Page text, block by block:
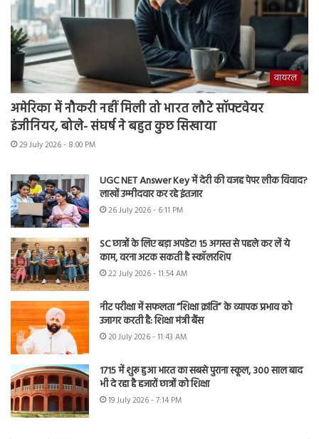
वायरल
अमेरिका में नौकरी नहीं मिली तो भारत लौटे सॉफ्टवेयर
इंजीनियर, बोले- संघर्ष ने बहुत कुछ सिखाया
29 July 2026 - 8:00 PM
UGC NET Answer Key में देरी की वजह पेपर लीक विवाद?
लाखों उम्मीदवार कर रहे इंतजार
26 July 2026 - 6:11 PM
SC छात्रों के लिए बड़ा अपडेट! 15 अगस्त से पहले कर लें ये
काम, वरना अटक सकती है स्कॉलरशिप
22 July 2026 - 11:54 AM
नीट परीक्षा में सफलता “शिक्षा क्रांति” के व्यापक प्रभाव को
उजागर करती है: शिक्षा मंत्री बैंस
20 July 2026 - 11:43 AM
1715 में शुरू हुआ भारत का सबसे पुराना स्कूल, 300 साल बाद
भी दे रहा है हजारों छात्रों को शिक्षा
19 July 2026 - 7:14 PM